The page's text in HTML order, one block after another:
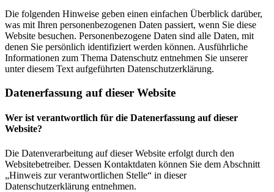
Die folgenden Hinweise geben einen einfachen Überblick darüber,
was mit Ihren personenbezogenen Daten passiert, wenn Sie diese
Website besuchen. Personenbezogene Daten sind alle Daten, mit
denen Sie persönlich identifiziert werden können. Ausführliche
Informationen zum Thema Datenschutz entnehmen Sie unserer
unter diesem Text aufgeführten Datenschutzerklärung.
Datenerfassung auf dieser Website
Wer ist verantwortlich für die Datenerfassung auf dieser
Website?
Die Datenverarbeitung auf dieser Website erfolgt durch den
Websitebetreiber. Dessen Kontaktdaten können Sie dem Abschnitt
„Hinweis zur verantwortlichen Stelle“ in dieser
Datenschutzerklärung entnehmen.